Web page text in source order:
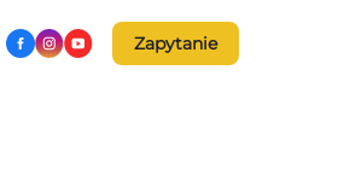
Zapytanie